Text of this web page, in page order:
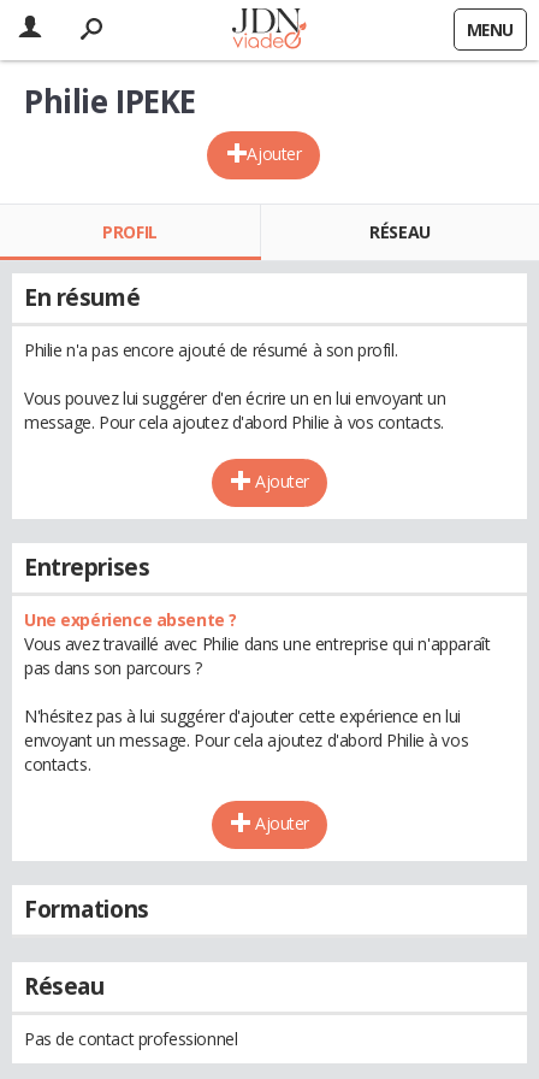
MENU
Ajouter
Philie IPEKE
PROFIL RÉSEAU
En résumé
Philie n'a pas encore ajouté de résumé à son profil.
Vous pouvez lui suggérer d'en écrire un en lui envoyant un
message. Pour cela ajoutez d'abord Philie à vos contacts.
Ajouter
Entreprises
Une expérience absente ?
Vous avez travaillé avec Philie dans une entreprise qui n'apparaît
pas dans son parcours ?
N'hésitez pas à lui suggérer d'ajouter cette expérience en lui
envoyant un message. Pour cela ajoutez d'abord Philie à vos
contacts.
Ajouter
Formations
Réseau
Pas de contact professionnel